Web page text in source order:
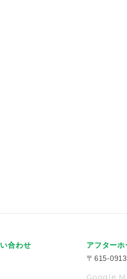
合わせ
アフター
〒615-0913
Google